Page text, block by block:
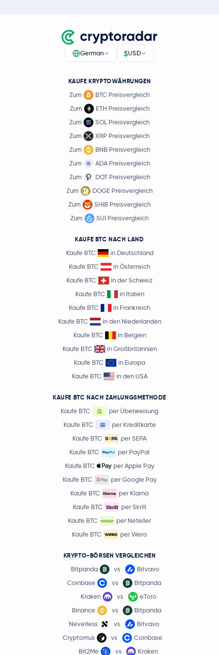
German $USD
KAUFE KRYPTOWÄHRUNGEN
Zum
BTC Preisvergleich
Zum
ETH Preisvergleich
Zum
SOL Preisvergleich
Zum
XRP Preisvergleich
Zum
BNB Preisvergleich
Zum
ADA Preisvergleich
Zum
DOT Preisvergleich
Zum
DOGE Preisvergleich
Zum
SHIB Preisvergleich
Zum
SUI Preisvergleich
KAUFE BTC NACH LAND
Kaufe BTC
in Deutschland
Kaufe BTC
in Österreich
Kaufe BTC
in der Schweiz
Kaufe BTC
in Italien
Kaufe BTC
in Frankreich
Kaufe BTC
in den Niederlanden
Kaufe BTC
in Belgien
Kaufe BTC
in Großbritannien
Kaufe BTC
in Europa
Kaufe BTC
in den USA
KAUFE BTC NACH ZAHLUNGSMETHODE
Kaufe BTC
per Überweisung
Kaufe BTC
per Kreditkarte
Kaufe BTC
per SEPA
Kaufe BTC
per PayPal
Kaufe BTC
per Apple Pay
Kaufe BTC
per Google Pay
Kaufe BTC
per Klarna
Kaufe BTC
per Skrill
Kaufe BTC
per Neteller
Kaufe BTC
per Wero
KRYPTO-BÖRSEN VERGLEICHEN
Bitpanda vs
Bitvavo
Coinbase
vs
Bitpanda
Kraken
vs
eToro
Binance
vs
Bitpanda
Neverless
vs
Bitvavo
Cryptomus
vs
Coinbase
Bit2Me
vs Kraken